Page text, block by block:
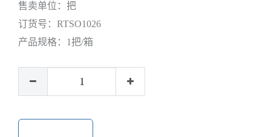
售卖单位： 把
订货号： RTSO1026
产品规格： 1把/箱